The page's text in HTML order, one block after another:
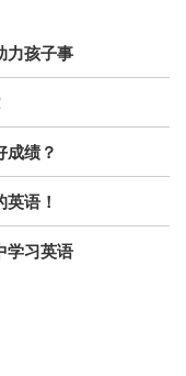
力孩子事
绩？
语！
学习英语